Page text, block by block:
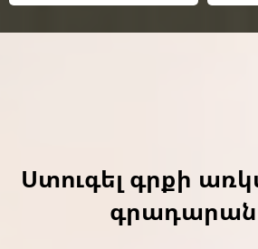
Ստուգել գրքի